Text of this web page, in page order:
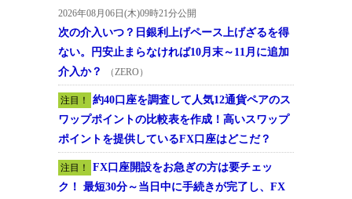
2026年08月06日(木)09時21分公開
次の介入いつ？日銀利上げペース上げざるを得
ない。円安止まらなければ10月末～11月に追加
介入か？
（ZERO）
注目！
約40口座を調査して人気12通貨ペアのス
ワップポイントの比較表を作成！高いスワップ
ポイントを提供しているFX口座はどこだ？
注目！
FX口座開設をお急ぎの方は要チェッ
ク！ 最短30分～当日中に手続きが完了し、FX